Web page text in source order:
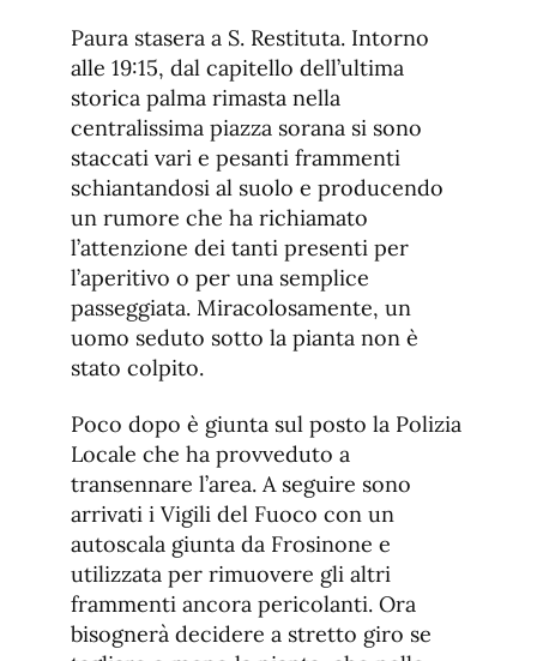
de
fuente
de
fuente.
Paura stasera a S. Restituta. Intorno
alle 19:15, dal capitello dell’ultima
storica palma rimasta nella
centralissima piazza sorana si sono
staccati vari e pesanti frammenti
schiantandosi al suolo e producendo
un rumore che ha richiamato
l’attenzione dei tanti presenti per
l’aperitivo o per una semplice
passeggiata. Miracolosamente, un
uomo seduto sotto la pianta non è
stato colpito.
Poco dopo è giunta sul posto la Polizia
Locale che ha provveduto a
transennare l’area. A seguire sono
arrivati i Vigili del Fuoco con un
autoscala giunta da Frosinone e
utilizzata per rimuovere gli altri
frammenti ancora pericolanti. Ora
bisognerà decidere a stretto giro se